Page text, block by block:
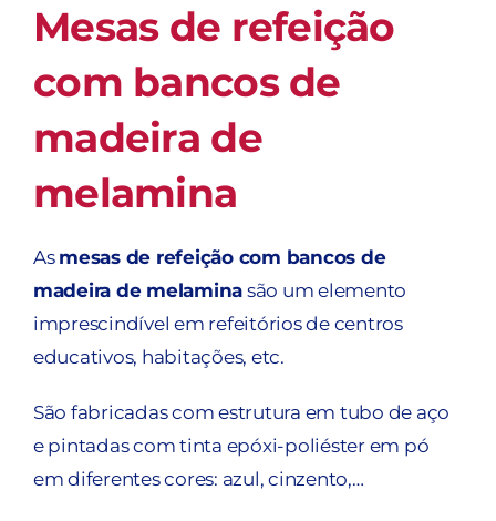
Mesas de refeição
com bancos de
madeira de
melamina
As mesas de refeição com bancos de
madeira de melamina são um elemento
imprescindível em refeitórios de centros
educativos, habitações, etc.
São fabricadas com estrutura em tubo de aço
e pintadas com tinta epóxi-poliéster em pó
em diferentes cores: azul, cinzento,…